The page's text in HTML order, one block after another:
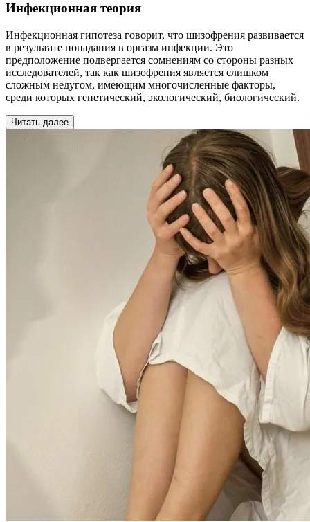
Инфекционная теория
Инфекционная гипотеза говорит, что шизофрения развивается
в результате попадания в оргазм инфекции. Это
предположение подвергается сомнениям со стороны разных
исследователей, так как шизофрения является слишком
сложным недугом, имеющим многочисленные факторы,
среди которых генетический, экологический, биологический.
Читать далее